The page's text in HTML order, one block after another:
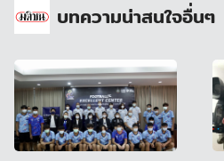
บทความน่าสนใจอื่นๆ